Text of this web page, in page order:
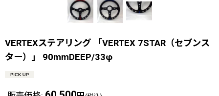
VERTEXステアリング 「VERTEX 7STAR（セブンス
ター）」 90mmDEEP/33φ